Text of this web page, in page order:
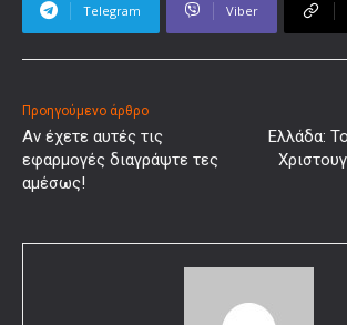
Telegram Viber
Προηγούμενο άρθρο
Αν έχετε αυτές τις
εφαρμογές διαγράψτε τες
αμέσως!
Ελλάδα: